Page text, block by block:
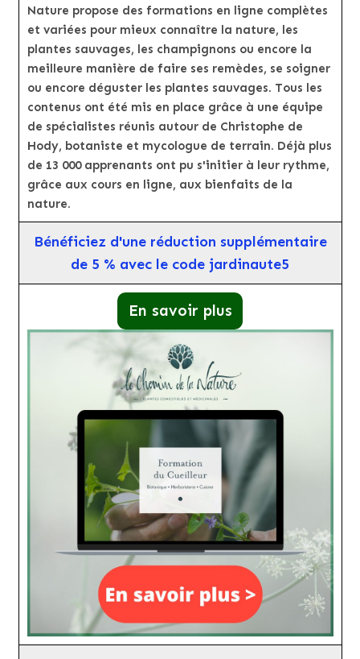
Nature propose des formations en ligne complètes
et variées pour mieux connaître la nature, les
plantes sauvages, les champignons ou encore la
meilleure manière de faire ses remèdes, se soigner
ou encore déguster les plantes sauvages. Tous les
contenus ont été mis en place grâce à une équipe
de spécialistes réunis autour de Christophe de
Hody, botaniste et mycologue de terrain. Déjà plus
de 13 000 apprenants ont pu s'initier à leur rythme,
grâce aux cours en ligne, aux bienfaits de la
nature.
Bénéficiez d'une réduction supplémentaire
de 5 % avec le code jardinaute5
En savoir plus